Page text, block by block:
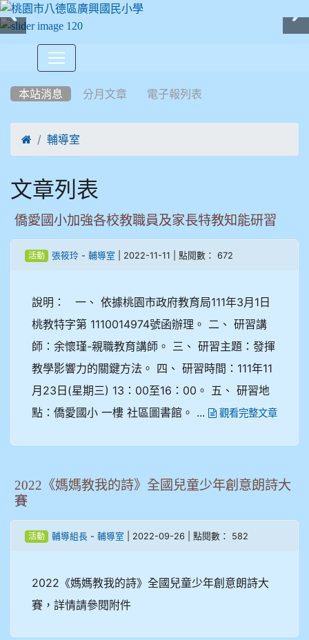
本站消息 分月文章 電子報列表
 輔導室
文章列表
僑愛國小加強各校教職員及家長特教知能研習
活動 張筱玲- 輔導室 | 2022-11-11 | 點閱數： 672
說明： 一、 依據桃園市政府教育局111年3月1日
桃教特字第 1110014974號函辦理。 二、 研習講
師：余懷瑾-親職教育講師。 三、 研習主題：發揮
教學影響力的關鍵方法。 四、 研習時間：111年11
月23日(星期三) 13：00至16：00。 五、 研習地
點：僑愛國小 一樓 社區圖書館。 ...
觀看完整文章
2022《媽媽教我的詩》全國兒童少年創意朗詩大
賽
活動 輔導組長 - 輔導室 | 2022-09-26 | 點閱數： 582
2022《媽媽教我的詩》全國兒童少年創意朗詩大
賽，詳情請參閱附件